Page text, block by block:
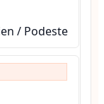
/ Podeste